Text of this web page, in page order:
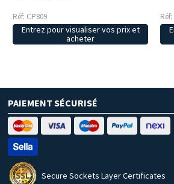
Réf: CP809
Entrez pour visualiser vos prix et
acheter
PAIEMENT SÉCURISÉ
Secure Sockets Layer Certificates